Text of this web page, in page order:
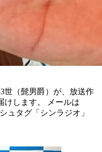
世（髭男爵）が、放送作
けします。 メールは
ュタグ「シンラジオ」